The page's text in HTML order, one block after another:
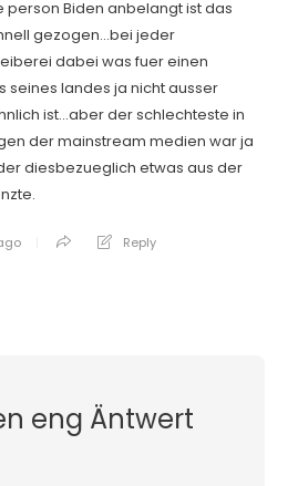
person Biden anbelangt ist das
gezogen…bei jeder
dabei was fuer einen
seines landes ja nicht ausser
ist…aber der schlechteste in
der mainstream medien war ja
diesbezueglich etwas aus der
Reply
eng Äntwert